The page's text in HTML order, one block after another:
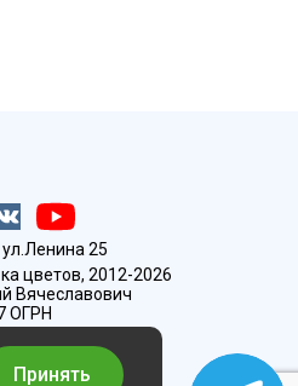
ул.Ленина 25
цветов, 2012-2026
Вячеславович
ОГРН
Принять